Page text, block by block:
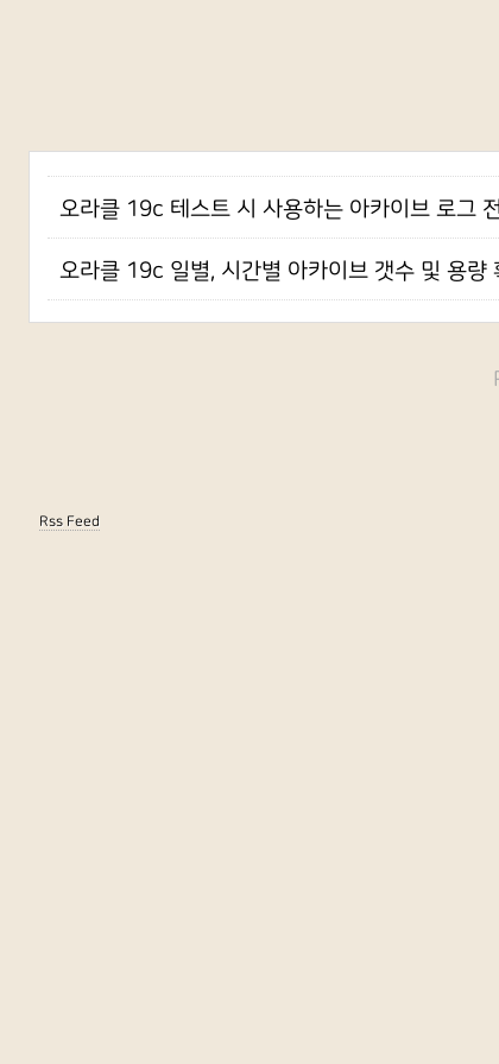
오라클 19c 테스트 시 사용하는 아카이브 로그
오라클 19c 일별, 시간별 아카이브 갯수 및 용량
Rss Feed